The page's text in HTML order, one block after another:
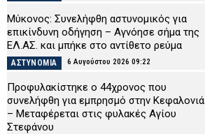
Μύκονος: Συνελήφθη αστυνομικός για
επικίνδυνη οδήγηση – Αγνόησε σήμα της
ΕΛ.ΑΣ. και μπήκε στο αντίθετο ρεύμα
ΑΣΤΥΝΟΜΙΑ 6 Αυγούστου 2026 09:22
Προφυλακίστηκε ο 44χρονος που
συνελήφθη για εμπρησμό στην Κεφαλονιά
– Μεταφέρεται στις φυλακές Αγίου
Στεφάνου